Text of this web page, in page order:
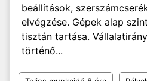
beállítások,
elvégzése. Gépek alap
tisztán tartása.
történő...